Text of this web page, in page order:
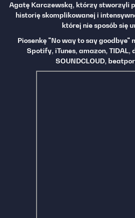
Agatę Karczewską, którzystworzyli
historię skomplikowanej i
której nie sposób się
Piosenkę "No way to say goodbye"
Spotify, iTunes, amazon, TIDAL,
SOUNDCLOUD,